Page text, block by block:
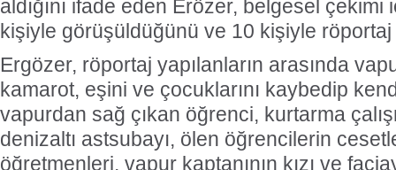
aldığını ifade eden Erözer, belgesel çekimi
kişiyle görüşüldüğünü ve 10 kişiyle röportaj
Ergözer, röportaj yapılanların arasında
kamarot, eşini ve çocuklarını kaybedip
vapurdan sağ çıkan öğrenci, kurtarma
denizaltı astsubayı, ölen öğrencilerin
öğretmenleri, vapur kaptanının kızı ve